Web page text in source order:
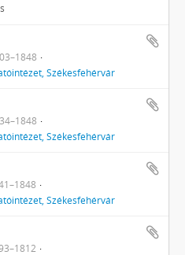
Székesfehérvár
Székesfehérvár
Székesfehérvár